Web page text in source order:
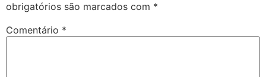
obrigatórios são marcados com *
Comentário *